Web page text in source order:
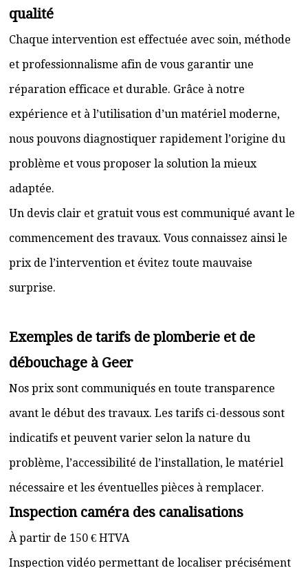
qualité
Chaque intervention est effectuée avec soin, méthode
et professionnalisme afin de vous garantir une
réparation efficace et durable. Grâce à notre
expérience et à l’utilisation d’un matériel moderne,
nous pouvons diagnostiquer rapidement l’origine du
problème et vous proposer la solution la mieux
adaptée.
Un devis clair et gratuit vous est communiqué avant le
commencement des travaux. Vous connaissez ainsi le
prix de l’intervention et évitez toute mauvaise
surprise.
Exemples de tarifs de plomberie et de
débouchage à Geer
Nos prix sont communiqués en toute transparence
avant le début des travaux. Les tarifs ci-dessous sont
indicatifs et peuvent varier selon la nature du
problème, l’accessibilité de l’installation, le matériel
nécessaire et les éventuelles pièces à remplacer.
Inspection caméra des canalisations
À partir de 150 € HTVA
Inspection vidéo permettant de localiser précisément